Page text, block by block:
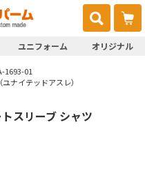
ユニフォーム オリジナル
1693-01
ナイテッドアスレ）
スリーブ シャツ